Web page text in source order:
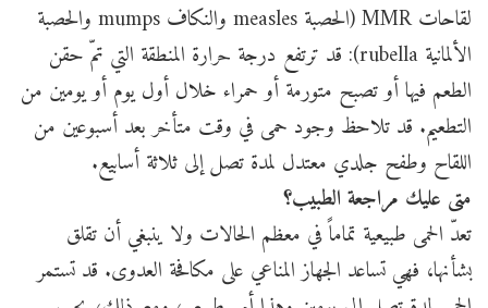
لقاحات MMR (الحصبة measles والنكاف mumps والحصبة
الألمانية rubella): قد ترتفع درجة حرارة المنطقة التي تمّ حقن
الطعم فيها أو تصبح متورمة أو حمراء خلال أول يوم أو يومين من
التطعيم. قد تلاحظ وجود حمى في وقت متأخر بعد أسبوعين من
اللقاح وطفح جلدي معتدل لمدة تصل إلى ثلاثة أسابيع.
متى عليك مراجعة الطبيب؟
تعدّ الحمى طبيعية تماماً في معظم الحالات ولا ينبغي أن تقلق
بشأنها، فهي تساعد الجهاز المناعي على مكافحة العدوى. قد تستمر